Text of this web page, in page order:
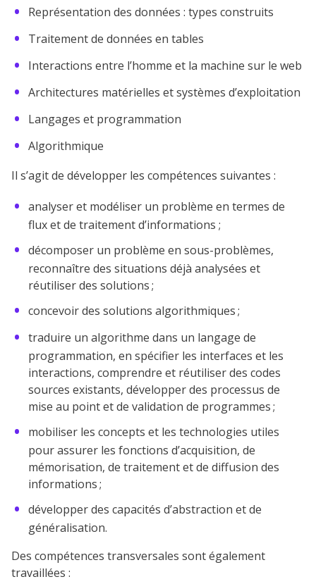
Représentation des données : types construits
Traitement de données en tables
Interactions entre l’homme et la machine sur le web
Architectures matérielles et systèmes d’exploitation
Langages et programmation
Algorithmique
Il s’agit de développer les compétences suivantes :
analyser et modéliser un problème en termes de
flux et de traitement d’informations ;
décomposer un problème en sous-problèmes,
reconnaître des situations déjà analysées et
réutiliser des solutions ;
concevoir des solutions algorithmiques ;
traduire un algorithme dans un langage de
programmation, en spécifier les interfaces et les
interactions, comprendre et réutiliser des codes
sources existants, développer des processus de
mise au point et de validation de programmes ;
mobiliser les concepts et les technologies utiles
pour assurer les fonctions d’acquisition, de
mémorisation, de traitement et de diffusion des
informations ;
développer des capacités d’abstraction et de
généralisation.
Des compétences transversales sont également
travaillées :